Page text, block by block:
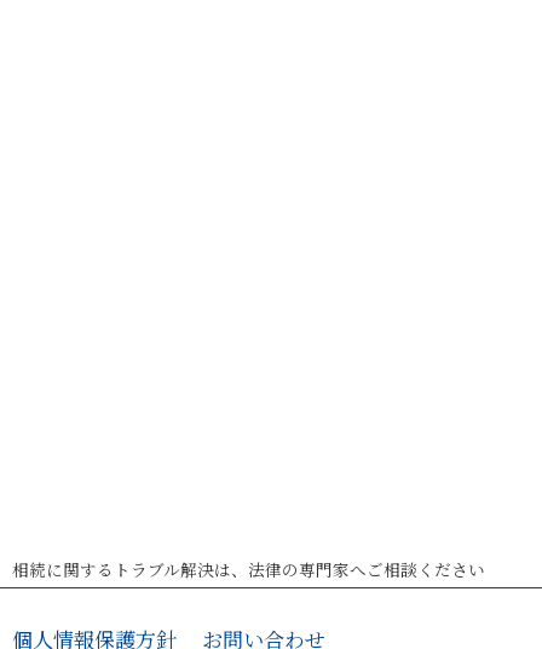
相続に関するトラブル解決は、法律の専門家へご相談ください
個人情報保護方針 お問い合わせ